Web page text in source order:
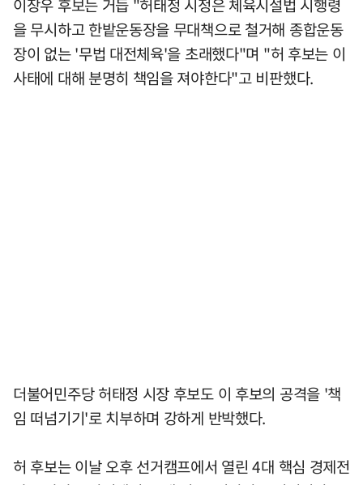
이장우 후보는 거듭 "허태정 시정은 체육시설법 시행령
을 무시하고 한밭운동장을 무대책으로 철거해 종합운동
장이 없는 '무법 대전체육'을 초래했다"며 "허 후보는 이
사태에 대해 분명히 책임을 져야한다"고 비판했다.
더불어민주당 허태정 시장 후보도 이 후보의 공격을 '책
임 떠넘기기'로 치부하며 강하게 반박했다.
허 후보는 이날 오후 선거캠프에서 열린 4대 핵심 경제전